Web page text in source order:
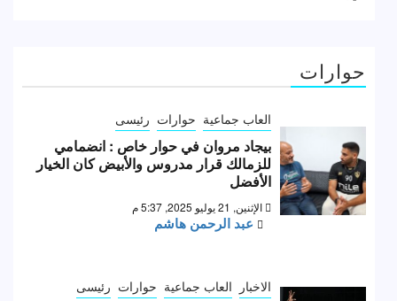
حوارات
العاب جماعية حوارات رئيسى
بيجاد مروان في حوار خاص : انضمامي
للزمالك قرار مدروس والأبيض كان الخيار
الأفضل
الإثنين, 21 يوليو 2025, 5:37 م
عبد الرحمن هاشم
الاخبار العاب جماعية حوارات رئيسى